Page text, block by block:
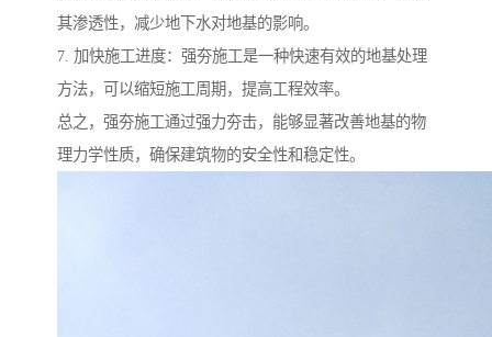
其渗透性，减少地下水对地基的影响。
7. 加快施工进度：强夯施工是一种快速有效的地基处理
方法，可以缩短施工周期，提高工程效率。
总之，强夯施工通过强力夯击，能够显著改善地基的物
理力学性质，确保建筑物的安全性和稳定性。